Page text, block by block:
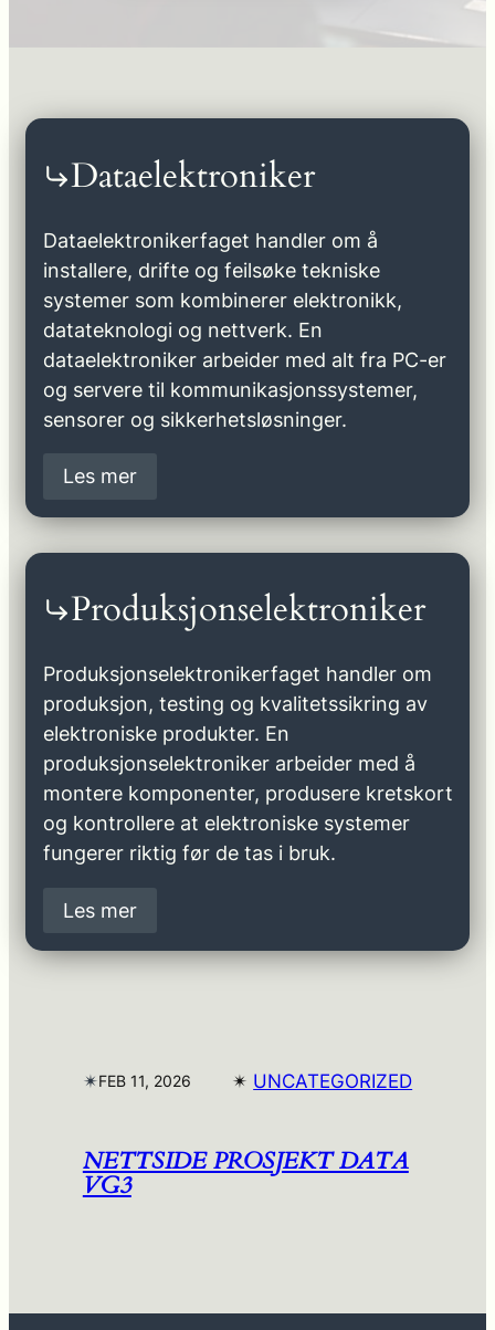
Dataelektroniker
Dataelektronikerfaget handler om å
installere, drifte og feilsøke tekniske
systemer som kombinerer elektronikk,
datateknologi og nettverk. En
dataelektroniker arbeider med alt fra PC-er
og servere til kommunikasjonssystemer,
sensorer og sikkerhetsløsninger.
Les mer
Produksjonselektroniker
Produksjonselektronikerfaget handler om
produksjon, testing og kvalitetssikring av
elektroniske produkter. En
produksjonselektroniker arbeider med å
montere komponenter, produsere kretskort
og kontrollere at elektroniske systemer
fungerer riktig før de tas i bruk.
Les mer
✴︎FEB 11, 2026 ✴︎ UNCATEGORIZED
NETTSIDE PROSJEKT DATA
VG3